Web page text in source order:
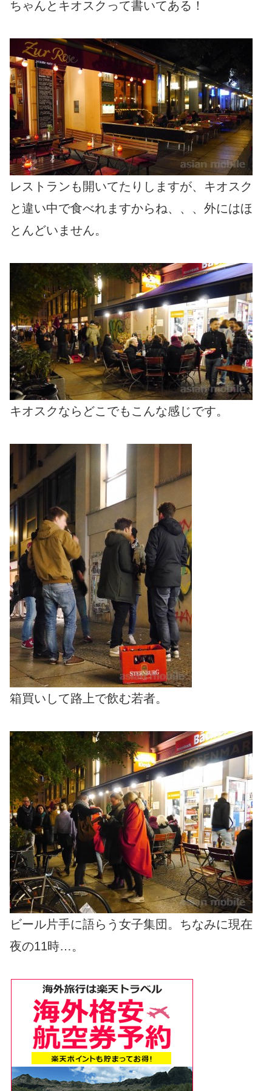
ちゃんとキオスクって書いてある！
レストランも開いてたりしますが、キオスク
と違い中で食べれますからね、、、外にはほ
とんどいません。
キオスクならどこでもこんな感じです。
箱買いして路上で飲む若者。
ビール片手に語らう女子集団。ちなみに現在
夜の11時…。